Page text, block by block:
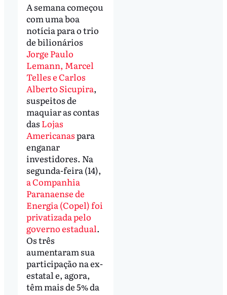
A semana começou
com uma boa
notícia para o trio
de bilionários
Jorge Paulo
Lemann, Marcel
Telles e Carlos
Alberto Sicupira,
suspeitos de
maquiar as contas
das Lojas
Americanaspara
enganar
investidores. Na
segunda-feira (14),
a Companhia
Paranaense de
Energia (Copel) foi
privatizada pelo
governo estadual.
Os três
aumentaram sua
participação na ex-
estatal e, agora,
têm mais de 5% da